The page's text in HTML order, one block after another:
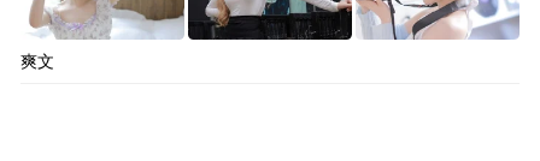
爽文